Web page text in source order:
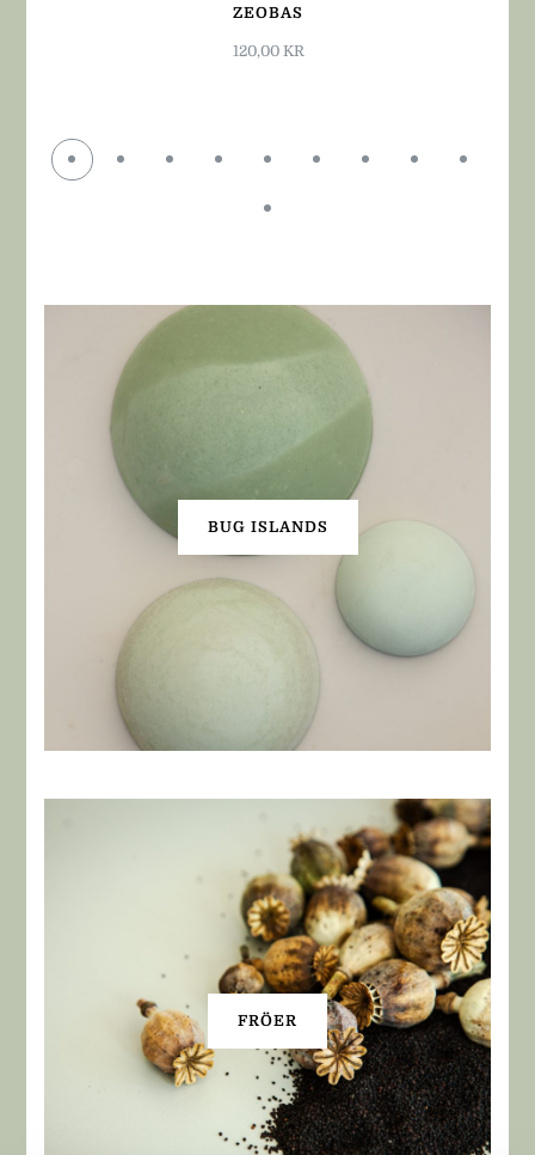
ZEOBAS
120,00 KR
BUG ISLANDS
FRÖER